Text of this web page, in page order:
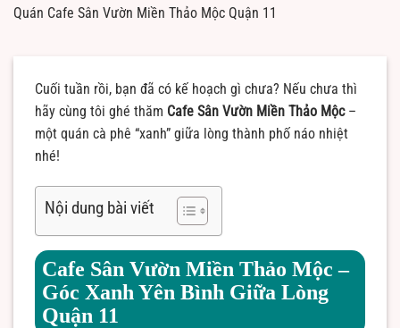
Quán Cafe Sân Vườn Miền Thảo Mộc Quận 11
Cuối tuần rồi, bạn đã có kế hoạch gì chưa? Nếu chưa thì
hãy cùng tôi ghé thăm Cafe Sân Vườn Miền Thảo Mộc–
một quán cà phê “xanh” giữa lòng thành phố náo nhiệt
nhé!
Nội dung bài viết
Cafe Sân Vườn Miền Thảo Mộc –
Góc Xanh Yên Bình Giữa Lòng
Quận 11